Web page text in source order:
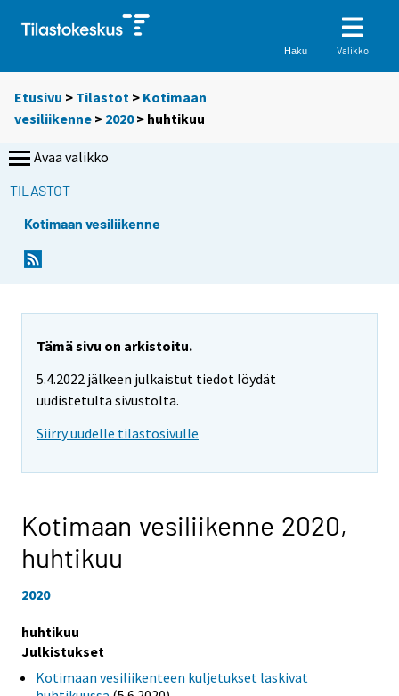
Haku Valikko
Etusivu > Tilastot > Kotimaan
vesiliikenne > 2020> huhtikuu
Avaa valikko
TILASTOT
Kotimaan vesiliikenne
Tämä sivu on arkistoitu.
5.4.2022 jälkeen julkaistut tiedot löydät
uudistetulta sivustolta.
Siirry uudelle tilastosivulle
Kotimaan vesiliikenne 2020,
huhtikuu
2020
huhtikuu
Julkistukset
Kotimaan vesiliikenteen kuljetukset laskivat